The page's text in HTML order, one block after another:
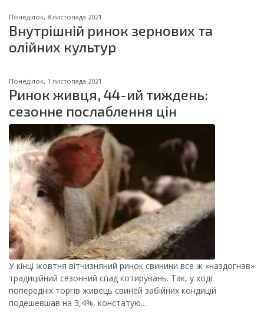
Понеділок, 8 листопада 2021
Внутрішній ринок зернових та
олійних культур
Понеділок, 1 листопада 2021
Ринок живця, 44-ий тиждень:
сезонне послаблення цін
У кінці жовтня вітчизняний ринок свинини все ж «наздогнав»
традиційний сезонний спад котирувань. Так, у ході
попередніх торгів живець свиней забійних кондицій
подешевшав на 3,4%, констатую...